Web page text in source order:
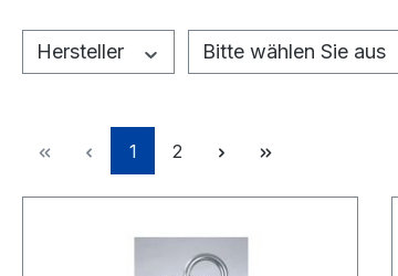
Hersteller Bitte wählen Sie aus
Seite
1 Seite
2